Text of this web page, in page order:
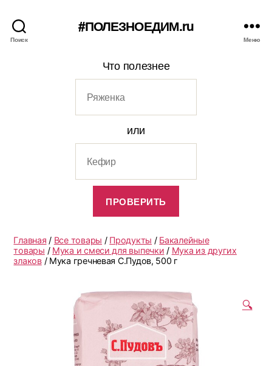
Поиск
#ПОЛЕЗНОЕДИМ.ru
Меню
Что полезнее
или
Главная / Все товары / Продукты / Бакалейные
товары / Мука и смеси для выпечки / Мука из других
злаков/ Мука гречневая С.Пудов, 500 г
🔍